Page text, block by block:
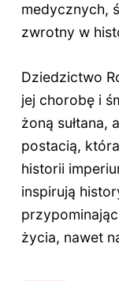
medycznych,
zwrotny w
Dziedzictwo
jej chorobę i
żoną sułtana,
postacią,
historii
inspirują
życia, nawet